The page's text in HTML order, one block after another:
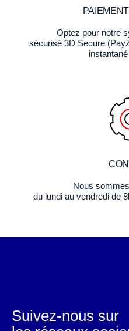
Optez pour notre
sécurisé 3D Secure
Nous
du lundi au vendredi de
Suivez-nous sur